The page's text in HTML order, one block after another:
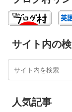
サイト内の
人気記事